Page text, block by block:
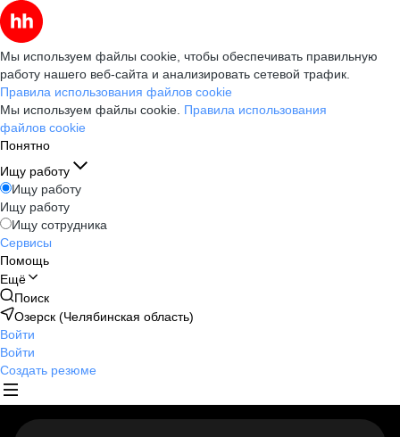
Мы используем файлы cookie, чтобы обеспечивать правильную
работу нашего веб-сайта и анализировать сетевой трафик.
Правила использования файлов cookie
Мы используем файлы cookie. Правила использования
файлов cookie
Понятно
Ищу работу
Ищу работу
Ищу работу
Ищу сотрудника
Сервисы
Помощь
Ещё
Поиск
Озерск (Челябинская область)
Войти
Войти
Создать резюме